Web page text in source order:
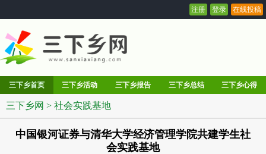
注册 登录 在线投稿
三下乡首页 三下乡活动 三下乡报告 三下乡总结 三下乡心得
三下乡网 > 社会实践基地
中国银河证券与清华大学经济管理学院共建学生社
会实践基地